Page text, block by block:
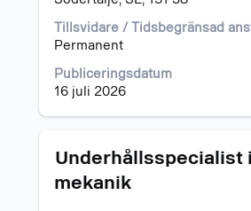
Tillsvidare / Tidsbegränsad
Permanent
Publiceringsdatum
16 juli 2026
allt
innehåll
jobbeskrivningen.
Titel
Underhållsspecialist
mekanik
Klicka
blankstegstangenten